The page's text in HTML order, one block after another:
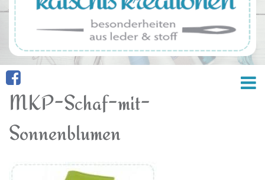
MKP-Schaf-mit-
Sonnenblumen